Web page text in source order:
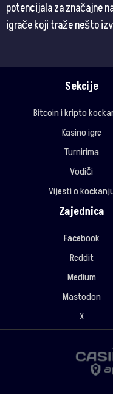
potencijala za značajne
igrače koji traže nešto
Sekcije
Bitcoin i kripto
Kasino igre
Turnirima
Vodiči
Vijesti o
Zajednica
Facebook
Reddit
Medium
Mastodon
X